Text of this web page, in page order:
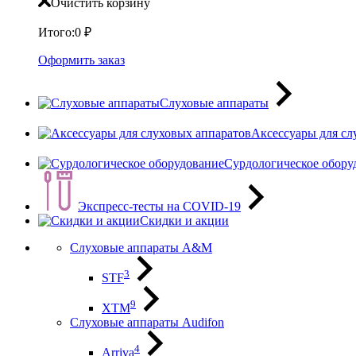
Очистить корзину
Итого:0 ₽
Оформить заказ
Слуховые аппараты
Аксессуары для
Сурдологическое
Экспресс-тесты на COVID-19
Скидки и акции
Слуховые аппараты A&M
STF3
XTM9
Слуховые аппараты Audifon
Arriva4